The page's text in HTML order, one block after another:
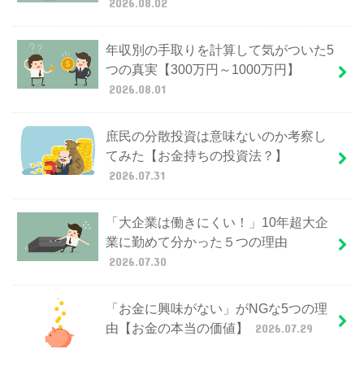
年収別の手取りを計算して気がついた5
つの真実【300万円～1000万円】
2026.08.01
庶民の分散投資は意味ないのか考察し
てみた【お金持ちの投資法？】
2026.07.31
「大企業は働きにくい！」10年超大企
業に勤めて分かった５つの理由
2026.07.30
「お金に興味がない」がNGな5つの理
由【お金の本当の価値】
2026.07.29